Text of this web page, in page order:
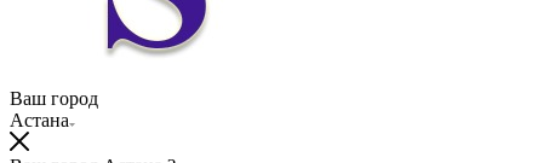
Ваш город
Астана